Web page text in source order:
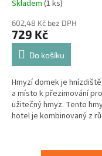
Skladem (1 ks)
602,48 Kč bez DPH
729 Kč
Do košíku
Hmyzí domek je
a místo k přezimování pro
užitečný hmyz. Tento
hotel je kombinovaný z